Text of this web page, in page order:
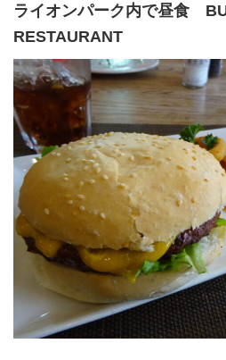
ライオンパーク内で昼食
RESTAURANT